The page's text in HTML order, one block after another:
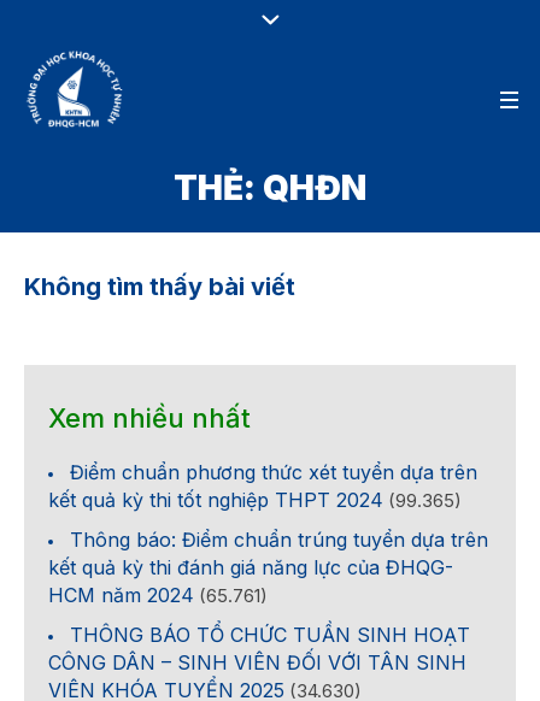
THẺ: QHĐN
Không tìm thấy bài viết
Xem nhiều nhất
Điểm chuẩn phương thức xét tuyển dựa trên
kết quả kỳ thi tốt nghiệp THPT 2024 (99.365)
Thông báo: Điểm chuẩn trúng tuyển dựa trên
kết quả kỳ thi đánh giá năng lực của ĐHQG-
HCM năm 2024 (65.761)
THÔNG BÁO TỔ CHỨC TUẦN SINH HOẠT
CÔNG DÂN – SINH VIÊN ĐỐI VỚI TÂN SINH
VIÊN KHÓA TUYỂN 2025 (34.630)